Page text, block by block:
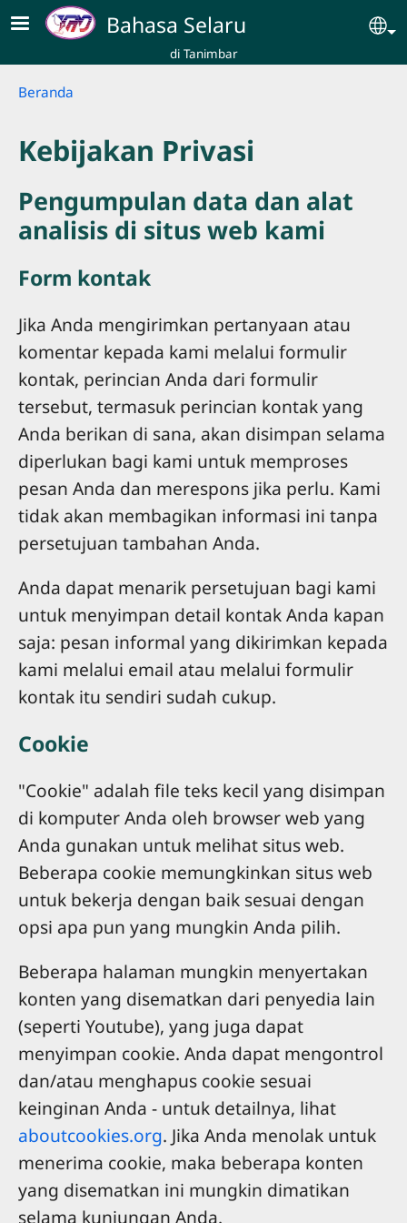
Skip to main contentBahasa Selaru
di Tanimbar
Breadcrumb
Beranda
Kebijakan Privasi
Pengumpulan data dan alat
analisis di situs web kami
Form kontak
Jika Anda mengirimkan pertanyaan atau
komentar kepada kami melalui formulir
kontak, perincian Anda dari formulir
tersebut, termasuk perincian kontak yang
Anda berikan di sana, akan disimpan selama
diperlukan bagi kami untuk memproses
pesan Anda dan merespons jika perlu. Kami
tidak akan membagikan informasi ini tanpa
persetujuan tambahan Anda.
Anda dapat menarik persetujuan bagi kami
untuk menyimpan detail kontak Anda kapan
saja: pesan informal yang dikirimkan kepada
kami melalui email atau melalui formulir
kontak itu sendiri sudah cukup.
Cookie
"Cookie" adalah file teks kecil yang disimpan
di komputer Anda oleh browser web yang
Anda gunakan untuk melihat situs web.
Beberapa cookie memungkinkan situs web
untuk bekerja dengan baik sesuai dengan
opsi apa pun yang mungkin Anda pilih.
Beberapa halaman mungkin menyertakan
konten yang disematkan dari penyedia lain
(seperti Youtube), yang juga dapat
menyimpan cookie. Anda dapat mengontrol
dan/atau menghapus cookie sesuai
keinginan Anda - untuk detailnya, lihat
aboutcookies.org. Jika Anda menolak untuk
menerima cookie, maka beberapa konten
yang disematkan ini mungkin dimatikan
selama kunjungan Anda.